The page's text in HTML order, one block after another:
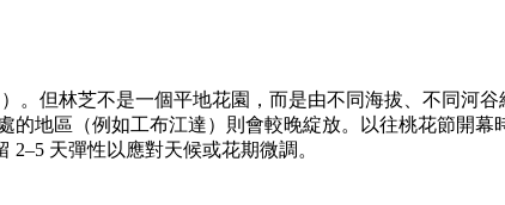
。但林芝不是一個平地花園，而是由不同海拔、不同河
地區（例如工布江達）則會較晚綻放。以往桃花節開幕
2–5 天彈性以應對天候或花期微調。